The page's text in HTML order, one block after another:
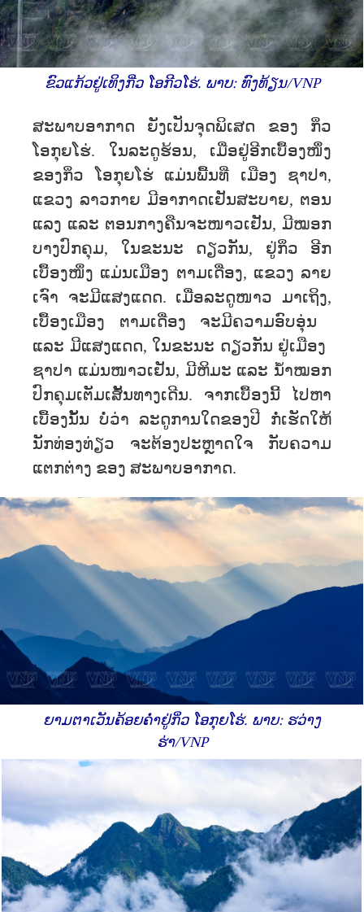
ຂົວແກ້ວຢູ່ເທິງກີ່ວ ໂອກີວໂຮ່. ພາບ: ທົງທ້ຽນ/VNP
ສະພາບອາກາດ ຍັງເປັນຈຸດພິເສດ ຂອງ ກິ່ວ
ໂອກຸຍໂຮ່. ​ໃນ​ລະດູ​ຮ້ອນ, ​ເມື່ອ​ຢູ່ອີກເບື້ອງໜຶ່ງ
ຂອງກິ່ວ ໂອກຸຍໂຮ່ ແມ່ນພື້ນທີ່ ເມືອງ ຊາປາ,
ແຂວງ ລາວກາຍ ມີອາກາດເຢັນສະບາຍ, ຕອນ
ແລງ ແລະ ຕອນກາງຄືນຈະໜາວເຢັນ, ມີ​ໝອກ​
ບາງ​ປົກ​ຄຸມ, ​ໃນ​ຂະນະ ດຽວກັນ, ຢູ່ກິ່ວ ອີກ
ເບື້ອງໜຶ່ງ ແມ່ນເມືອງ ຕາມເດື່ອງ, ແຂວງ ລາຍ
ເຈົາ ຈະມີແສງແດດ. ​ເມື່ອ​ລະດູ​ໜາວ​ ມາ​ເຖິງ,
ເບື້ອງ​ເມືອງ ຕາມ​ເດື່ອງ​ ຈະມີ​ຄວາມ​ອົບ​ອຸ່ນ ​
ແລະ ​ມີ​ແສງ​ແດດ, ​ໃນ​ຂະນະ ດຽວກັນ ຢູ່ເມືອງ ​
ຊາ​ປາ​ ແມ່ນ​ໜາວ​ເຢັນ, ​ມີຫິມະ ແລະ ນໍ້າໝອກ
ປົກຄຸມເຕັມເສັ້ນທາງເດີນ. ຈາກເບື້ອງນ້ີ ໄປຫາ
ເບື້ອງນັ້ນ ບໍ່ວ່າ ລະດູການໃດຂອງປີ ກໍ່ເຮັດໃຫ້
ນັກທ່ອງທ່ຽວ ຈະຕ້ອງປະຫຼາດໃຈ ກັບຄວາມ
ແຕກຕ່າງ ຂອງ ສະພາບອາກາດ.
ຍາມຕາເວັນຄ້ອຍຄໍ່າຢູ່ກິ່ວ ໂອກຸຍໂຮ່. ພາບ: ຮວ່າງ
ຮ່າ/VNP